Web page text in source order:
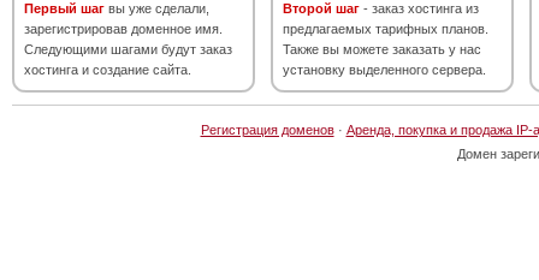
Первый шаг вы уже сделали,
зарегистрировав доменное имя.
Следующими шагами будут заказ
хостинга и создание сайта.
Второй шаг - заказ хостинга из
предлагаемых тарифных планов.
Также вы можете заказать у нас
установку выделенного сервера.
Регистрация доменов· Аренда, покупка и продажа IP-
Домен